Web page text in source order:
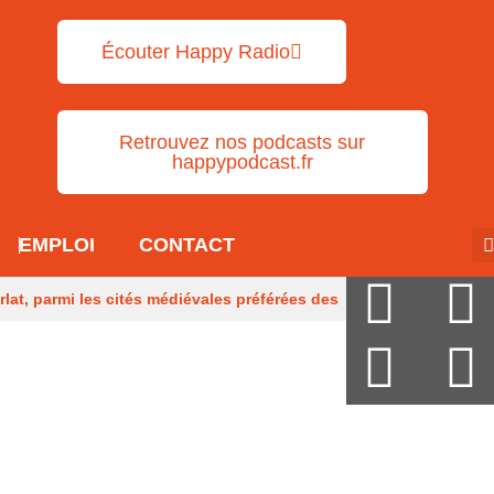
Écouter Happy Radio
Retrouvez nos podcasts sur
happypodcast.fr
EMPLOI CONTACT
parmi les cités médiévales préférées des